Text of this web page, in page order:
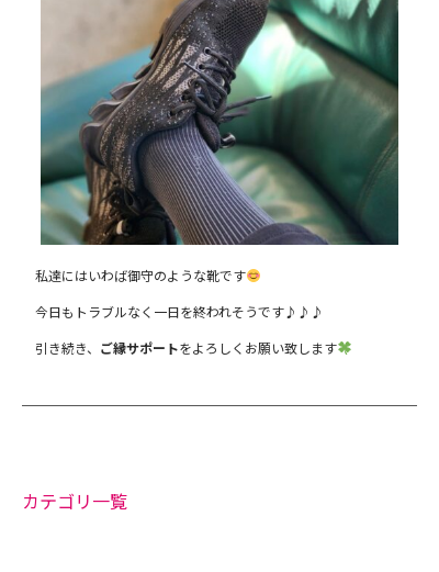
私達にはいわば御守のような靴です
今日もトラブルなく一日を終われそうです♪♪♪
引き続き、 ご縁サポートをよろしくお願い致します
カテゴリ一覧